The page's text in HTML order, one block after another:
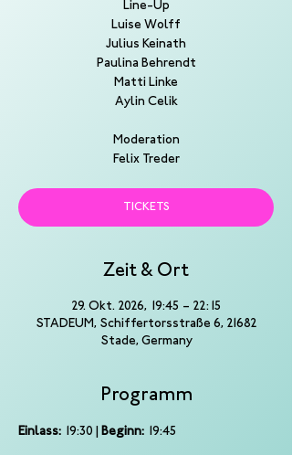
Line-Up
Luise Wolff
Julius Keinath
Paulina Behrendt
Matti Linke
Aylin Celik
Moderation
Felix Treder
TICKETS
Zeit & Ort
29. Okt. 2026, 19:45 – 22:15
STADEUM, Schiffertorsstraße 6, 21682
Stade, Germany
Programm
Einlass: 19:30 | Beginn: 19:45